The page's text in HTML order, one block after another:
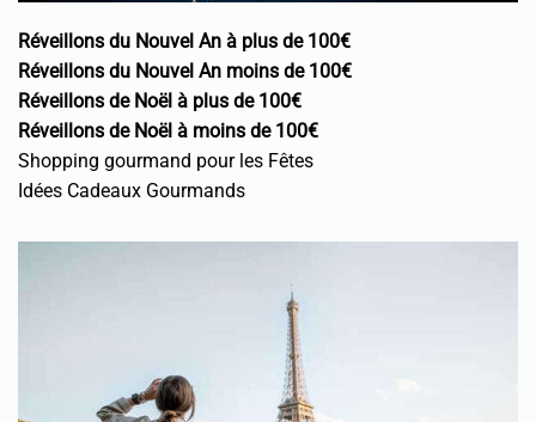
Réveillons du Nouvel An à plus de 100€
Réveillons du Nouvel An moins de 100€
Réveillons de Noël à plus de 100€
Réveillons de Noël à moins de 100€
Shopping gourmand pour les Fêtes
Idées Cadeaux Gourmands